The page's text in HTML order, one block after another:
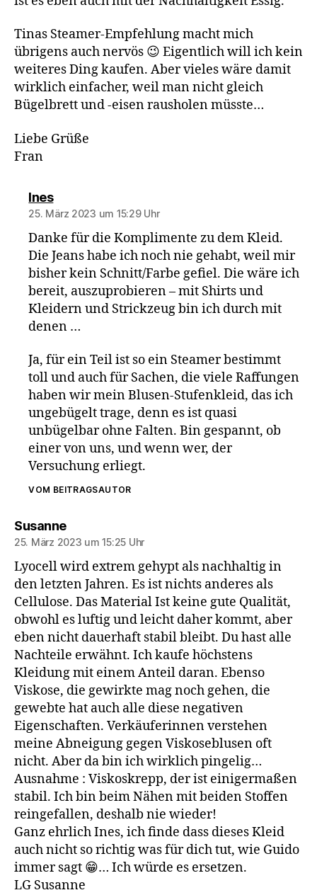
Tinas Steamer-Empfehlung macht mich
übrigens auch nervös 😉 Eigentlich will ich kein
weiteres Ding kaufen. Aber vieles wäre damit
wirklich einfacher, weil man nicht gleich
Bügelbrett und -eisen rausholen müsste…
Liebe Grüße
Fran
Inessagt:
25. März 2023 um 15:29 Uhr
Danke für die Komplimente zu dem Kleid.
Die Jeans habe ich noch nie gehabt, weil mir
bisher kein Schnitt/Farbe gefiel. Die wäre ich
bereit, auszuprobieren – mit Shirts und
Kleidern und Strickzeug bin ich durch mit
denen …
Ja, für ein Teil ist so ein Steamer bestimmt
toll und auch für Sachen, die viele Raffungen
haben wir mein Blusen-Stufenkleid, das ich
ungebügelt trage, denn es ist quasi
unbügelbar ohne Falten. Bin gespannt, ob
einer von uns, und wenn wer, der
Versuchung erliegt.
VOM BEITRAGSAUTOR
Susannesagt:
25. März 2023 um 15:25 Uhr
Lyocell wird extrem gehypt als nachhaltig in
den letzten Jahren. Es ist nichts anderes als
Cellulose. Das Material Ist keine gute Qualität,
obwohl es luftig und leicht daher kommt, aber
eben nicht dauerhaft stabil bleibt. Du hast alle
Nachteile erwähnt. Ich kaufe höchstens
Kleidung mit einem Anteil daran. Ebenso
Viskose, die gewirkte mag noch gehen, die
gewebte hat auch alle diese negativen
Eigenschaften. Verkäuferinnen verstehen
meine Abneigung gegen Viskoseblusen oft
nicht. Aber da bin ich wirklich pingelig…
Ausnahme : Viskoskrepp, der ist einigermaßen
stabil. Ich bin beim Nähen mit beiden Stoffen
reingefallen, deshalb nie wieder!
Ganz ehrlich Ines, ich finde dass dieses Kleid
auch nicht so richtig was für dich tut, wie Guido
immer sagt 😁… Ich würde es ersetzen.
LG Susanne